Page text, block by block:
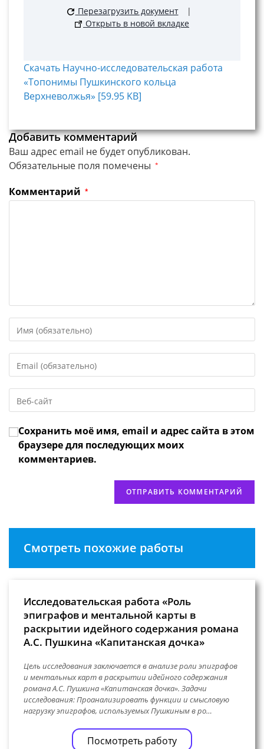
Перезагрузить документ
|
Открыть в новой вкладке
Скачать Научно-исследовательская работа
«Топонимы Пушкинского кольца
Верхневолжья» [59.95 KB]
Добавить комментарий
Ваш адрес email не будет опубликован.
Обязательные поля помечены *
Комментарий *
свое
или
имя
чтобы
прокомментировать
свой
адрес,
чтобы
URL
веб-
сайта
(необязательно)
Сохранить моё имя, email и адрес сайта в этом
браузере для последующих моих
комментариев.
Смотреть похожие работы
Исследовательская работа «Роль
эпиграфов и ментальной карты в
раскрытии идейного содержания романа
А.С. Пушкина «Капитанская дочка»
Цель исследования заключается в анализе роли эпиграфов
и ментальных карт в раскрытии идейного содержания
романа А.С. Пушкина «Капитанская дочка». Задачи
исследования: Проанализировать функции и смысловую
нагрузку эпиграфов, используемых Пушкиным в ро…
Посмотреть работу